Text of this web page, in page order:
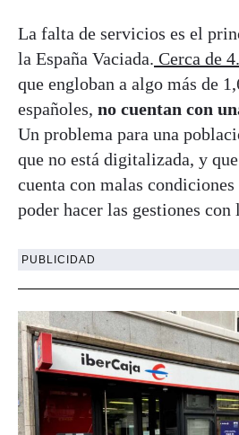
La falta de servicios es el
la España Vaciada. Cerca de
que engloban a algo más de
españoles, no cuentan con
Un problema para una
que no está digitalizada, y
cuenta con malas
poder hacer las gestiones con
PUBLICIDAD